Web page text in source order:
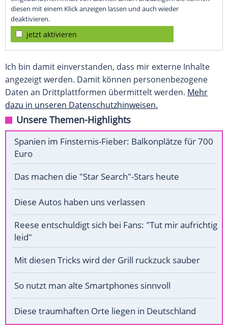
diesen mit einem Klick anzeigen lassen und auch wieder
deaktivieren.
jetzt aktivieren
Ich bin damit einverstanden, dass mir externe Inhalte
angezeigt werden. Damit können personenbezogene
Daten an Drittplattformen übermittelt werden. Mehr
dazu in unseren Datenschutzhinweisen.
Unsere Themen-Highlights
Spanien im Finsternis-Fieber: Balkonplätze für 700
Euro
Das machen die "Star Search"-Stars heute
Diese Autos haben uns verlassen
Reese entschuldigt sich bei Fans: "Tut mir aufrichtig
leid"
Mit diesen Tricks wird der Grill ruckzuck sauber
So nutzt man alte Smartphones sinnvoll
Diese traumhaften Orte liegen in Deutschland